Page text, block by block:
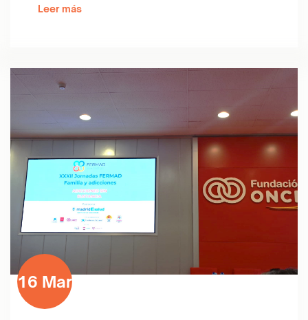
Leer más
16 Mar